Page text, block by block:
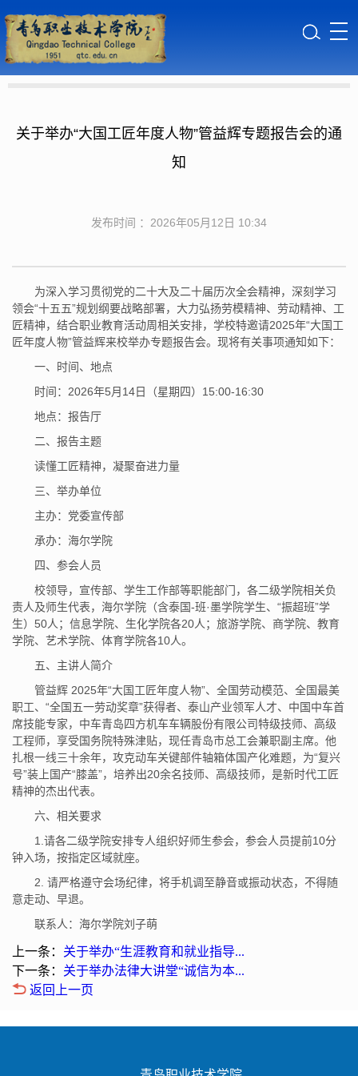
关于举办“大国工匠年度人物”管益辉专题报告会的通
知
发布时间 ：2026年05月12日 10:34
为深入学习贯彻党的二十大及二十届历次全会精神，深刻学习
领会“十五五”规划纲要战略部署，大力弘扬劳模精神、劳动精神、工
匠精神，结合职业教育活动周相关安排，学校特邀请2025年“大国工
匠年度人物”管益辉来校举办专题报告会。现将有关事项通知如下：
一、时间、地点
时间：2026年5月14日（星期四）15:00-16:30
地点：报告厅
二、报告主题
读懂工匠精神，凝聚奋进力量
三、举办单位
主办：党委宣传部
承办：海尔学院
四、参会人员
校领导，宣传部、学生工作部等职能部门，各二级学院相关负
责人及师生代表，海尔学院（含泰国-班·墨学院学生、“振超班”学
生）50人；信息学院、生化学院各20人；旅游学院、商学院、教育
学院、艺术学院、体育学院各10人。
五、主讲人简介
管益辉 2025年“大国工匠年度人物”、全国劳动模范、全国最美
职工、“全国五一劳动奖章”获得者、泰山产业领军人才、中国中车首
席技能专家，中车青岛四方机车车辆股份有限公司特级技师、高级
工程师，享受国务院特殊津贴，现任青岛市总工会兼职副主席。他
扎根一线三十余年，攻克动车关键部件轴箱体国产化难题，为“复兴
号”装上国产“膝盖”，培养出20余名技师、高级技师，是新时代工匠
精神的杰出代表。
六、相关要求
1.请各二级学院安排专人组织好师生参会，参会人员提前10分
钟入场，按指定区域就座。
2. 请严格遵守会场纪律，将手机调至静音或振动状态，不得随
意走动、早退。
联系人：海尔学院刘子萌
上一条： 关于举办“生涯教育和就业指导...
下一条： 关于举办法律大讲堂“诚信为本...
返回上一页